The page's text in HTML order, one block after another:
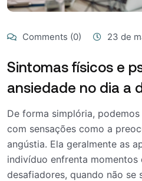
Comments (0) 23 de
Sintomas físicos e
ansiedade no dia a
De forma simplória,
com sensações como a
angústia. Ela geralmente as
indivíduo enfrenta momentos
desafiadores, quando não se